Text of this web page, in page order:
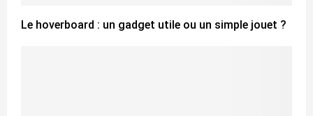
Le hoverboard : un gadget utile ou un simple jouet ?